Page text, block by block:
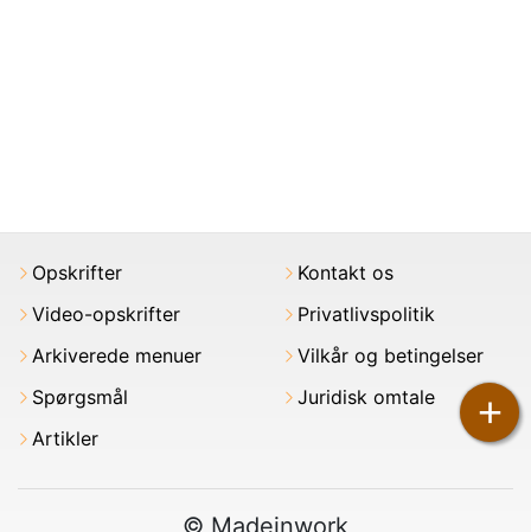
+
Opskrifter
Video-opskrifter
Arkiverede menuer
Spørgsmål
Artikler
Kontakt os
Privatlivspolitik
Vilkår og betingelser
Juridisk omtale
© Madeinwork